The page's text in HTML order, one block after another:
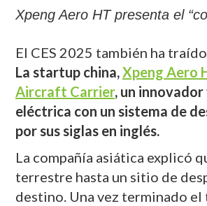
Xpeng Aero HT presenta el
El CES 2025 también ha
La startup china,Xpeng Aero
Aircraft Carrier, un
eléctrica con un sistema de
por sus siglas en inglés.
La compañía asiática explicó
terrestre hasta un sitio de
destino. Una vez terminado